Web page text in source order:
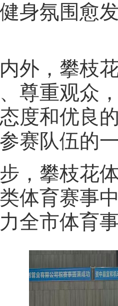
身氛围愈
，攀枝花
尊重观众
度和优良
赛队伍的
攀枝花体
体育赛事
全市体育